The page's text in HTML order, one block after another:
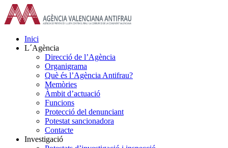
Skip
to
content
Inici
L´Agència
Direcció de l’Agència
Organigrama
Què és l’Agència Antifrau?
Memòries
Àmbit d’actuació
Funcions
Protecció del denunciant
Potestat sancionadora
Contacte
Investigació